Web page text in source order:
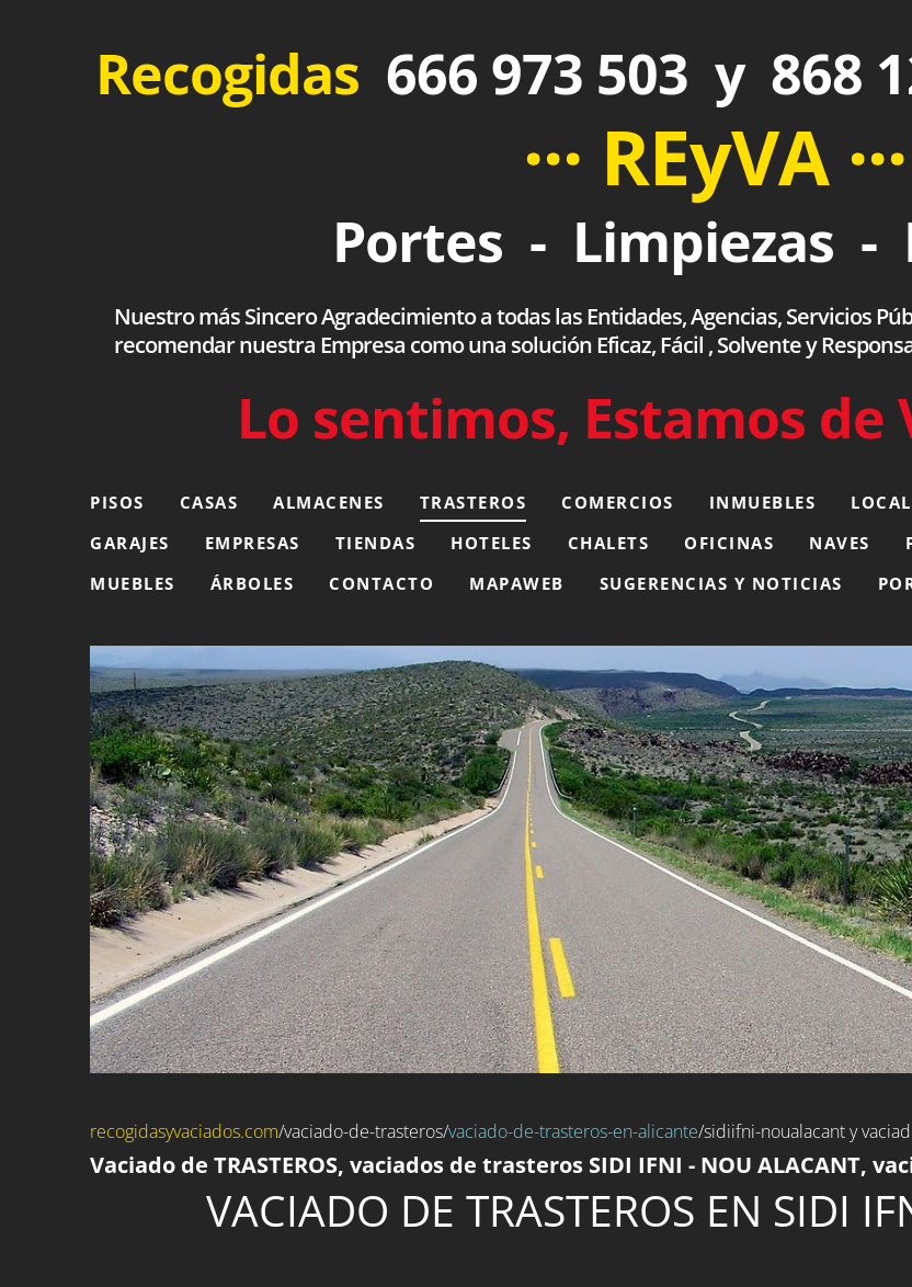
Recogidas 666 973 503 y 868
··· REyVA ···
Portes - Limpiezas -
Nuestro más Sincero Agradecimiento a todas las Entidades, Agencias, Servicios
recomendar nuestra Empresa como una solución Eficaz, Fácil , Solvente y
Lo sentimos, Estamos de
PISOS CASAS ALMACENES TRASTEROS COMERCIOS INMUEBLES
GARAJES
EMPRESAS TIENDAS HOTELES CHALETS OFICINAS NAVES
MUEBLES
ÁRBOLES CONTACTO MAPAWEB SUGERENCIAS Y NOTICIAS
recogidasyvaciados.com/vaciado-de-trasteros/vaciado-de-trasteros-en-alicante/sidiifni-noualacant y
Vaciado de TRASTEROS, vaciados de trasteros SIDI IFNI - NOU ALACANT,
VACIADO DE TRASTEROS EN SIDI